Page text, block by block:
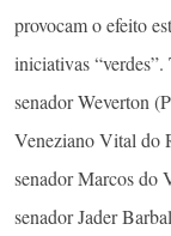
provocam o efeito
iniciativas
senador Weverton
Veneziano Vital do
senador Marcos do
senador Jader